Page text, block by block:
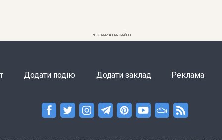
РЕКЛАМА НА САЙТІ
Додати подію Додати заклад Реклама